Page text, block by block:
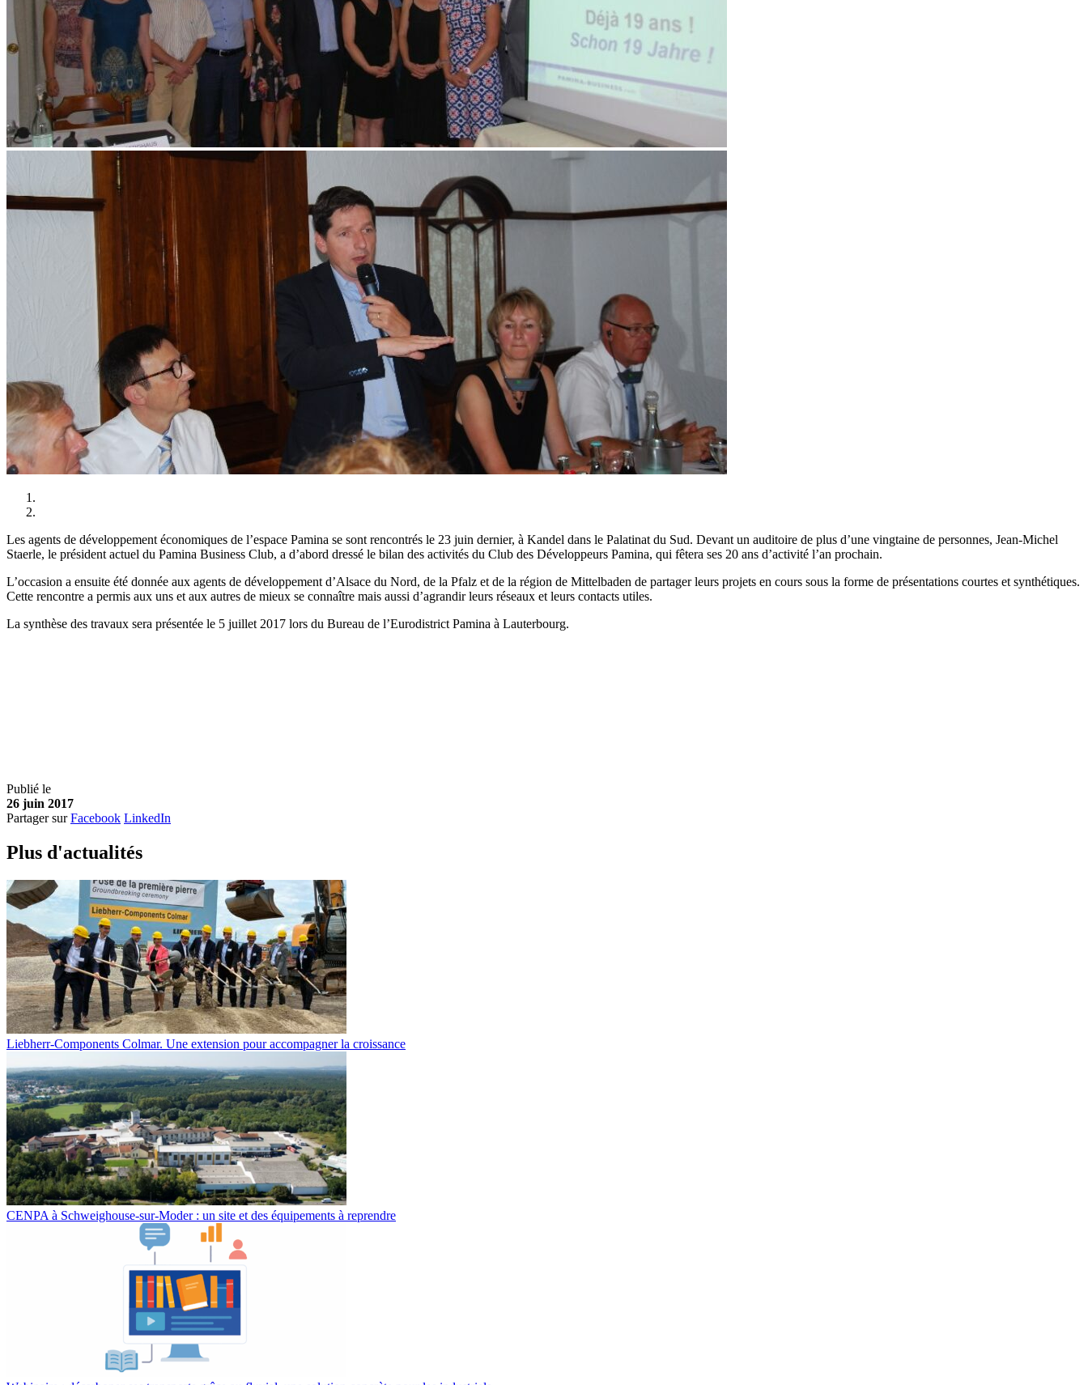
Les agents de développement économiques de l’espace Pamina se sont rencontrés le 23 juin dernier, à Kandel dans le Palatinat du Sud. Devant un auditoire de plus d’une vingtaine de personnes, Jean-Michel
Staerle, le président actuel du Pamina Business Club, a d’abord dressé le bilan des activités du Club des Développeurs Pamina, qui fêtera ses 20 ans d’activité l’an prochain.
L’occasion a ensuite été donnée aux agents de développement d’Alsace du Nord, de la Pfalz et de la région de Mittelbaden de partager leurs projets en cours sous la forme de présentations courtes et synthétiques.
Cette rencontre a permis aux uns et aux autres de mieux se connaître mais aussi d’agrandir leurs réseaux et leurs contacts utiles.
La synthèse des travaux sera présentée le 5 juillet 2017 lors du Bureau de l’Eurodistrict Pamina à Lauterbourg.
Publié le
26 juin 2017
Partager sur Facebook LinkedIn
Plus d'actualités
Liebherr-Components Colmar. Une extension pour accompagner la croissance
CENPA à Schweighouse-sur-Moder : un site et des équipements à reprendre